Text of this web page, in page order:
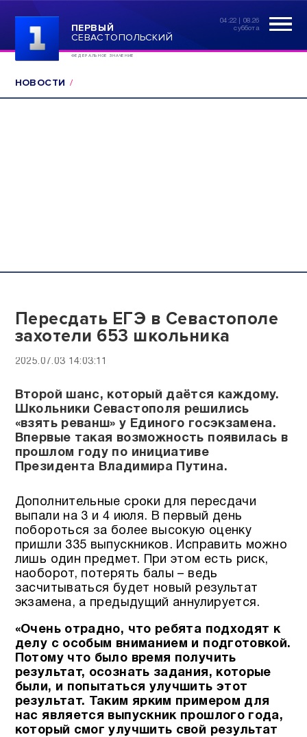
ПЕРВЫЙ
СЕВАСТОПОЛЬСКИЙ
ФЕДЕРАЛЬНОЕ ЗНАЧЕНИЕ
04:22 | 08.26
суббота
НОВОСТИ
Пересдать ЕГЭ в Севастополе
захотели 653 школьника
2025.07.03 14:03:11
Второй шанс, который даётся каждому.
Школьники Севастополя решились
«взять реванш» у Единого госэкзамена.
Впервые такая возможность появилась в
прошлом году по инициативе
Президента Владимира Путина.
Дополнительные сроки для пересдачи
выпали на 3 и 4 июля. В первый день
побороться за более высокую оценку
пришли 335 выпускников. Исправить можно
лишь один предмет. При этом есть риск,
наоборот, потерять балы – ведь
засчитываться будет новый результат
экзамена, а предыдущий аннулируется.
«Очень отрадно, что ребята подходят к
делу с особым вниманием и подготовкой.
Потому что было время получить
результат, осознать задания, которые
были, и попытаться улучшить этот
результат.
Таким ярким примером для
нас является выпускник прошлого года,
который смог улучшить свой результат